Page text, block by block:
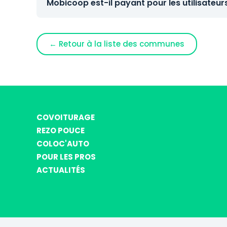
Mobicoop est-il payant pour les
← Retour à la liste des communes
COVOITURAGE
REZO POUCE
COLOC'AUTO
POUR LES PROS
ACTUALITÉS